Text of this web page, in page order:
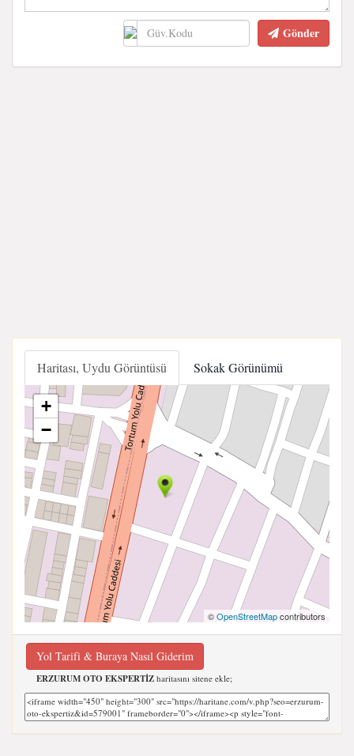
Gönder
Haritası, Uydu Görüntüsü Sokak Görünümü
+
−
©OpenStreetMapcontributors
Yol Tarifi & Buraya Nasıl Giderim
ERZURUM OTO EKSPERTİZ haritasını sitene ekle;